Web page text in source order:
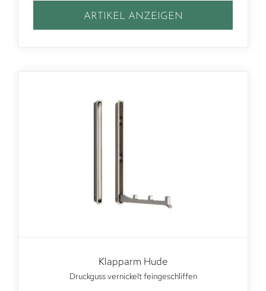
ARTIKEL ANZEIGEN
Klapparm Hude
Druckguss vernickelt feingeschliffen